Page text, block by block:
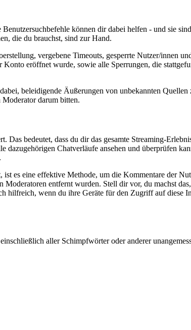
können dir dabei helfen - und sie
die du brauchst, sind zur Hand.
vergebene Timeouts, gesperrte Nutzer/innen
eröffnet wurde, sowie alle Sperrungen, die
beleidigende Äußerungen von unbekannten
darum bitten.
bedeutet, dass du dir das gesamte Streaming-
Chatverläufe ansehen und überprüfen
es eine effektive Methode, um die Kommentare der
entfernt wurden. Stell dir vor, du machst
hilfreich, wenn du ihre Geräte für den Zugriff auf diese
aller Schimpfwörter oder anderer